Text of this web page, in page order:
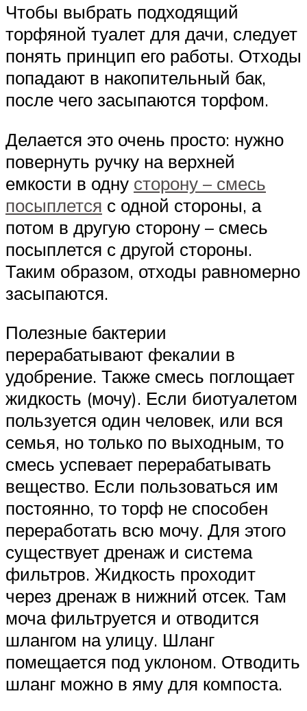
Чтобы выбрать подходящий
торфяной туалет для дачи, следует
понять принцип его работы. Отходы
попадают в накопительный бак,
после чего засыпаются торфом.
Делается это очень просто: нужно
повернуть ручку на верхней
емкости в одну сторону – смесь
посыплется с одной стороны, а
потом в другую сторону – смесь
посыплется с другой стороны.
Таким образом, отходы равномерно
засыпаются.
Полезные бактерии
перерабатывают фекалии в
удобрение. Также смесь поглощает
жидкость (мочу). Если биотуалетом
пользуется один человек, или вся
семья, но только по выходным, то
смесь успевает перерабатывать
вещество. Если пользоваться им
постоянно, то торф не способен
переработать всю мочу. Для этого
существует дренаж и система
фильтров. Жидкость проходит
через дренаж в нижний отсек. Там
моча фильтруется и отводится
шлангом на улицу. Шланг
помещается под уклоном. Отводить
шланг можно в яму для компоста.